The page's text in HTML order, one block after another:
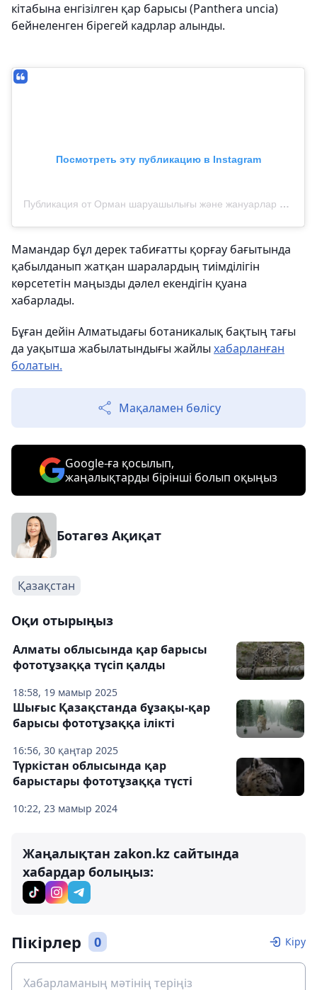
кітабына енгізілген қар барысы (Panthera uncia)
бейнеленген бірегей кадрлар алынды.
Посмотреть эту публикацию в Instagram
Публикация от Орман шаруашылығы және жануарлар дүниесі комитеті (@qazaqormany)
Мамандар бұл дерек табиғатты қорғау бағытында
қабылданып жатқан шаралардың тиімділігін
көрсететін маңызды дәлел екендігін қуана
хабарлады.
Бұған дейін Алматыдағы ботаникалық бақтың тағы
да уақытша жабылатындығы жайлы хабарланған
болатын.
Мақаламен бөлісу
Google-ға қосылып,
жаңалықтарды бірінші болып оқыңыз
Ботагөз Ақиқат
Қазақстан
Оқи отырыңыз
18:58, 19 мамыр 2025
Алматы облысында қар барысы
фототұзаққа түсіп қалды
16:56, 30 қаңтар 2025
Шығыс Қазақстанда бұзақы-қар
барысы фототұзаққа ілікті
10:22, 23 мамыр 2024
Түркістан облысында қар
барыстары фототұзаққа түсті
Жаңалықтан zakon.kz сайтында
хабардар болыңыз:
Пікірлер 0 Кіру